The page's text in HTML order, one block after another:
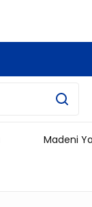
Madeni